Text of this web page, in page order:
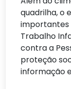
quadrilha, o
importantes
Trabalho
contra a
proteção
informação